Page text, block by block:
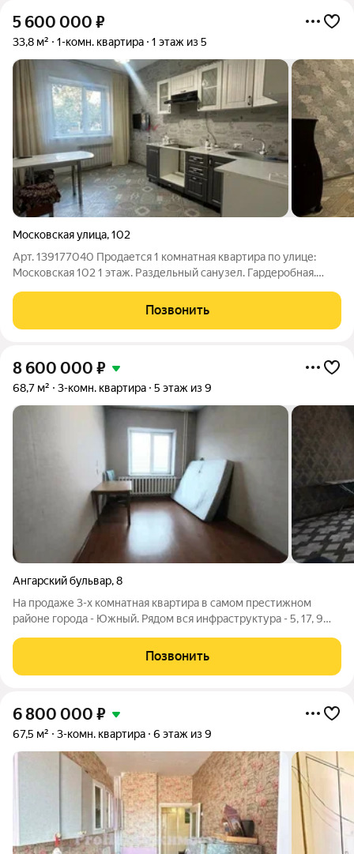
5 600 000 ₽
33,8 м² 1-комн. квартира 1 этаж из 5
Московская улица,102
Арт. 139177040 Продается 1 комнатная квартира по улице:
Московская 102 1 этаж. Раздельный санузел. Гардеробная.
Панельный дом. Зимой тепло и уютно. Можно приобрести по
ипотеке. Приобретая
Позвонить
8 600 000 ₽
68,7 м² 3-комн. квартира 5 этаж из 9
Ангарский бульвар,8
На продаже 3-х комнатная квартира в самом престижном
районе города - Южный. Рядом вся инфраструктура - 5, 17, 9
буддийский храм, кадетская школа и т.д. Школа в 2-х минутах
ходьбы. Квартира
Позвонить
6 800 000 ₽
67,5 м² 3-комн. квартира 6 этаж из 9